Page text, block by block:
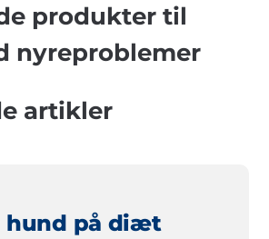
produkter til
nyreproblemer
artikler
på diæt